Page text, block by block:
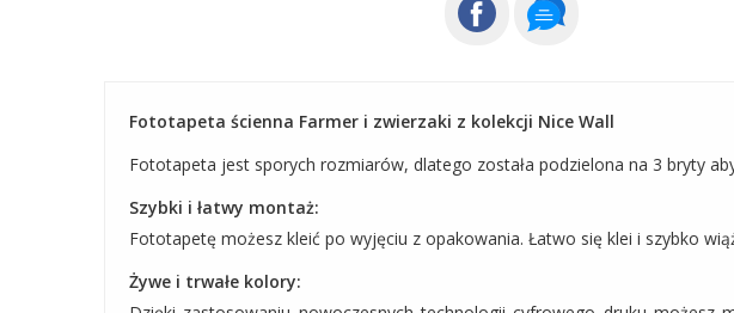
Fototapeta ścienna Farmer i zwierzaki z kolekcji Nice Wall
Fototapeta jest sporych rozmiarów, dlatego została podzielona na 3 bryty
Szybki i łatwy montaż:
Fototapetę możesz kleić po wyjęciu z opakowania. Łatwo się klei i szybko
Żywe i trwałe kolory: